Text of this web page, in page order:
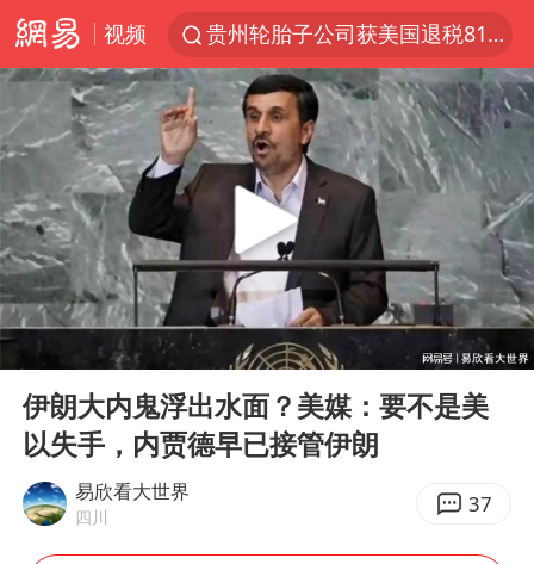
视频
贵州轮胎子公司获美国退税8136万
中方回应是否开采太平洋海底稀土资源
外交部发言人就广岛核爆81周年等答记者问
昆明石林火把节
台风白海豚影响中国已成定局
我国编制完成新版全月地质图
胡塞武装袭扰红海航运行动升级
郑国霖回应去景区上班被保安拦下
80后女柜员逆袭成4200亿银行副行长
感觉全东北都在等7号
Play
05:35
伊朗大内鬼浮出水面？美媒：要不是美
以失手，内贾德早已接管伊朗
易欣看大世界
四川 37